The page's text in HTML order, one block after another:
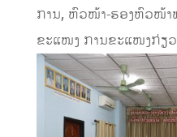
ການ, ຫົວໜ້າ-ຮອງຫົວໜ້າ
ຂະແໜງ ການຂະແໜງກ່ຽ